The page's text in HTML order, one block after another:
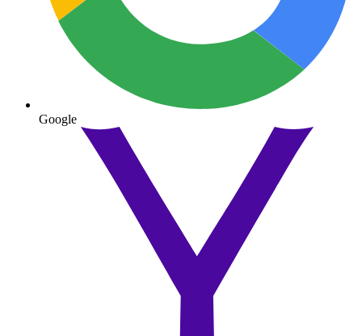
Google